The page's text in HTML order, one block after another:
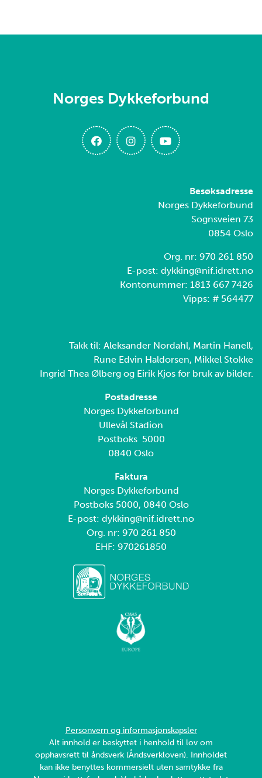
Norges Dykkeforbund
Besøksadresse
Norges Dykkeforbund
Sognsveien 73
0854 Oslo
Org. nr: 970 261 850
E-post: dykking@nif.idrett.no
Kontonummer: 1813 667 7426
Vipps: # 564477
Takk til: Aleksander Nordahl, Martin Hanell,
Rune Edvin Haldorsen, Mikkel Stokke
Ingrid Thea Ølberg og Eirik Kjos for bruk av bilder.
Postadresse
Norges Dykkeforbund
Ullevål Stadion
Postboks 5000
0840 Oslo
Faktura
Norges Dykkeforbund
Postboks 5000, 0840 Oslo
E-post: dykking@nif.idrett.no
Org. nr: 970 261 850
EHF: 970261850
Personvern og informasjonskapsler
Alt innhold er beskyttet i henhold til lov om
opphavsrett til åndsverk (Åndsverkloven). Innholdet
kan ikke benyttes kommersielt uten samtykke fra